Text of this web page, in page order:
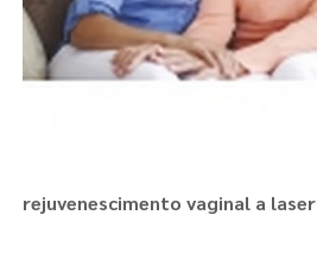
rejuvenescimento vaginal a laser